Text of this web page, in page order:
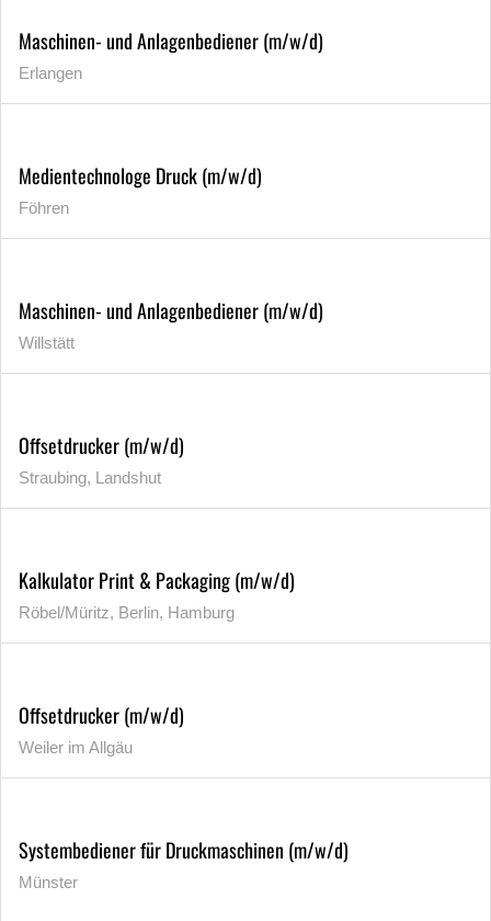
Maschinen- und Anlagenbediener (m/w/d)
Erlangen
Medientechnologe Druck (m/w/d)
Föhren
Maschinen- und Anlagenbediener (m/w/d)
Willstätt
Offsetdrucker (m/w/d)
Straubing, Landshut
Kalkulator Print & Packaging (m/w/d)
Röbel/Müritz, Berlin, Hamburg
Offsetdrucker (m/w/d)
Weiler im Allgäu
Systembediener für Druckmaschinen (m/w/d)
Münster